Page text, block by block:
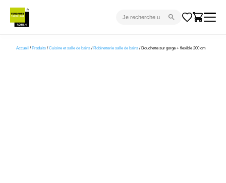
Accueil / Produits / Cuisine et salle de bains / Robinetterie salle de bains / Douchette sur gorge + flexible 200 cm